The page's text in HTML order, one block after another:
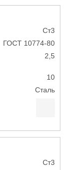
Ст3
ГОСТ 10774-80
2,5
10
Сталь
Ст3